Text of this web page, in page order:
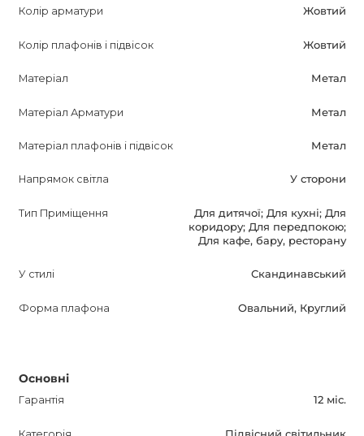
унікальну гру тіней на стелі і стінах. Він виконує дві
ефектний візуальний ефект, підсвічуючи металеву
акцентове функціональне освітлення.
необхідними лампами і має гарантійний термін 12 місяців.
Спробуйте його сьогодні і насолоджуйтесь якісним
освітленням і стильним дизайном.
Колір арматури Жовтий
Колір плафонів і підвісок Жовтий
Матеріал Метал
Матеріал Арматури Метал
Матеріал плафонів і підвісок Метал
Напрямок світла У сторони
Тип Приміщення
Для дитячої; Для кухні; Для
коридору; Для передпокою;
Для кафе, бару, ресторану
У стилі Скандинавський
Форма плафона Овальний, Круглий
Основні
Гарантія 12 міс.